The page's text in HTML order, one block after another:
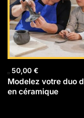
50,00 €
Modelez votre duo
en céramique